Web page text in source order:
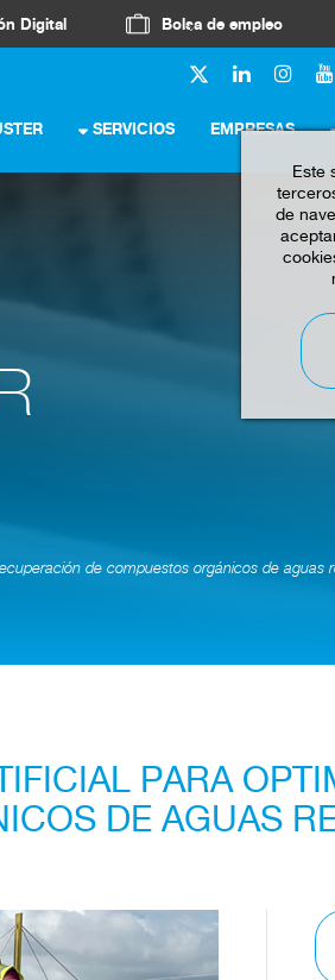
Digital Bolsa de empleo
SERVICIOS EMPRESAS
Este
de
de compuestos orgánicos de aguas
PARA
DE AGUAS